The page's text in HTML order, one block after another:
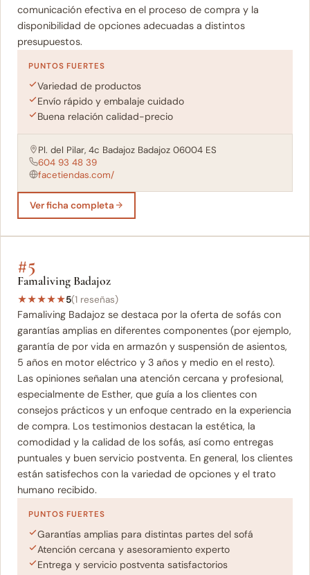
comunicación efectiva en el proceso de compra y la
disponibilidad de opciones adecuadas a distintos
presupuestos.
PUNTOS FUERTES
Variedad de productos
Envío rápido y embalaje cuidado
Buena relación calidad-precio
Pl. del Pilar, 4c Badajoz Badajoz 06004 ES
604 93 48 39
facetiendas.com/
Ver ficha completa
#5
Famaliving Badajoz
★★★★★5(1 reseñas)
Famaliving Badajoz se destaca por la oferta de sofás con
garantías amplias en diferentes componentes (por ejemplo,
garantía de por vida en armazón y suspensión de asientos,
5 años en motor eléctrico y 3 años y medio en el resto).
Las opiniones señalan una atención cercana y profesional,
especialmente de Esther, que guía a los clientes con
consejos prácticos y un enfoque centrado en la experiencia
de compra. Los testimonios destacan la estética, la
comodidad y la calidad de los sofás, así como entregas
puntuales y buen servicio postventa. En general, los clientes
están satisfechos con la variedad de opciones y el trato
humano recibido.
PUNTOS FUERTES
Garantías amplias para distintas partes del sofá
Atención cercana y asesoramiento experto
Entrega y servicio postventa satisfactorios